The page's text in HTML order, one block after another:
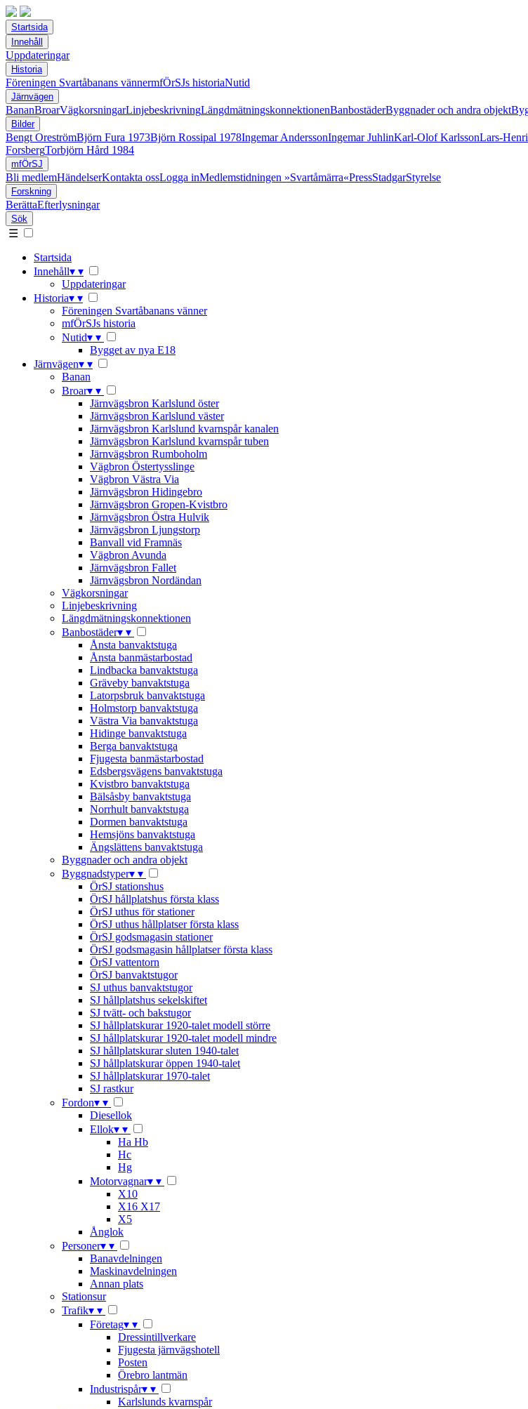
Startsida
Innehåll
Uppdateringar
Historia
Föreningen Svartåbanans vännermfÖrSJs historiaNutid
Järnvägen
BananBroarVägkorsningarLinjebeskrivningLängdmätningskonnektionenBanbostäderByggnader och andra objekt
Bilder
Bengt OreströmBjörn Fura 1973Björn Rossipal 1978Ingemar AnderssonIngemar JuhlinKarl-Olof KarlssonLars-
ForsbergTorbjörn Hård 1984
mfÖrSJ
Bli medlemHändelserKontakta ossLogga inMedlemstidningen »Svartåmärra«PressStadgarStyrelse
Forskning
BerättaEfterlysningar
Sök
☰
Startsida
Innehåll▾ ▾
Uppdateringar
Historia▾ ▾
Föreningen Svartåbanans vänner
mfÖrSJs historia
Nutid▾ ▾
Bygget av nya E18
Järnvägen▾ ▾
Banan
Broar▾ ▾
Järnvägsbron Karlslund öster
Järnvägsbron Karlslund väster
Järnvägsbron Karlslund kvarnspår kanalen
Järnvägsbron Karlslund kvarnspår tuben
Järnvägsbron Rumboholm
Vägbron Östertysslinge
Vägbron Västra Via
Järnvägsbron Hidingebro
Järnvägsbron Gropen-Kvistbro
Järnvägsbron Östra Hulvik
Järnvägsbron Ljungstorp
Banvall vid Framnäs
Vägbron Avunda
Järnvägsbron Fallet
Järnvägsbron Nordändan
Vägkorsningar
Linjebeskrivning
Längdmätningskonnektionen
Banbostäder▾ ▾
Ånsta banvaktstuga
Ånsta banmästarbostad
Lindbacka banvaktstuga
Gräveby banvaktstuga
Latorpsbruk banvaktstuga
Holmstorp banvaktstuga
Västra Via banvaktstuga
Hidinge banvaktstuga
Berga banvaktstuga
Fjugesta banmästarbostad
Edsbergsvägens banvaktstuga
Kvistbro banvaktstuga
Bälsåsby banvaktstuga
Norrhult banvaktstuga
Dormen banvaktstuga
Hemsjöns banvaktstuga
Ängslättens banvaktstuga
Byggnader och andra objekt
Byggnadstyper▾ ▾
ÖrSJ stationshus
ÖrSJ hållplatshus första klass
ÖrSJ uthus för stationer
ÖrSJ uthus hållplatser första klass
ÖrSJ godsmagasin stationer
ÖrSJ godsmagasin hållplatser första klass
ÖrSJ vattentorn
ÖrSJ banvaktstugor
SJ uthus banvaktstugor
SJ hållplatshus sekelskiftet
SJ tvätt- och bakstugor
SJ hållplatskurar 1920-talet modell större
SJ hållplatskurar 1920-talet modell mindre
SJ hållplatskurar sluten 1940-talet
SJ hållplatskurar öppen 1940-talet
SJ hållplatskurar 1970-talet
SJ rastkur
Fordon▾ ▾
Diesellok
Ellok▾ ▾
Ha Hb
Hc
Hg
Motorvagnar▾ ▾
X10
X16 X17
X5
Ånglok
Personer▾ ▾
Banavdelningen
Maskinavdelningen
Annan plats
Stationsur
Trafik▾ ▾
Företag▾ ▾
Dressintillverkare
Fjugesta järnvägshotell
Posten
Örebro lantmän
Industrispår▾ ▾
Karlslunds kvarnspår